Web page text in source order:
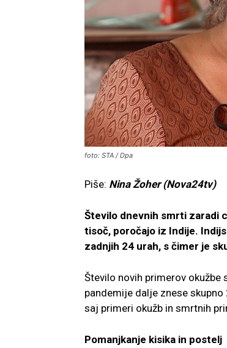
foto: STA / Dpa
Piše: Nina Žoher (Nova24tv)
Število dnevnih smrti zaradi
tisoč, poročajo iz Indije.
zadnjih 24 urah, s čimer je
Število novih primerov okužbe
pandemije dalje znese
saj primeri okužb in smrtnih
Pomanjkanje kisika in postelj